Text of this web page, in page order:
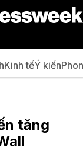
Kinh tếÝ kiến
tăng